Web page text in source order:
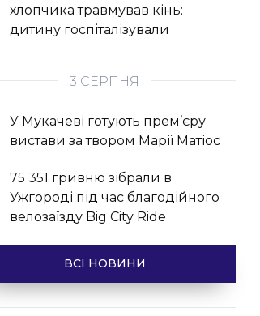
хлопчика травмував кінь:
дитину госпіталізували
3 СЕРПНЯ
У Мукачеві готують прем’єру
вистави за твором Марії Матіос
75 351 гривню зібрали в
Ужгороді під час благодійного
велозаїзду Big Сity Ride
ВСІ НОВИНИ